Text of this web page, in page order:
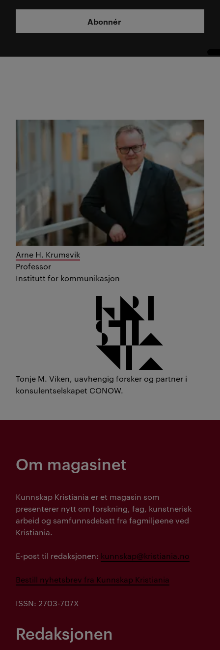
Abonnér
Arne H. Krumsvik
Professor
Institutt for kommunikasjon
Tonje M. Viken, uavhengig forsker og partner i
konsulentselskapet CONOW.
Om magasinet
Kunnskap Kristiania er et magasin som
presenterer nytt om forskning, fag, kunstnerisk
arbeid og samfunnsdebatt fra fagmiljøene ved
Kristiania.
E-post til redaksjonen: kunnskap@kristiania.no
Bestill nyhetsbrev fra Kunnskap Kristiania
ISSN: 2703-707X
Redaksjonen